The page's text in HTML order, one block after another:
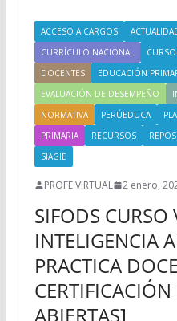
ACCESO A CARGOS
CURRÍCULO NACIONAL
DOCENTES
EDUCACIÓN
EVALUACIÓN DE DESEMPEÑO
NORMATIVA
PERÚEDUCA
PRIMARIA
RECURSOS
SIAGIE
PROFE VIRTUAL 2 enero,
SIFODS CURSO
INTELIGENCIA
PRACTICA
ABIERTAS]